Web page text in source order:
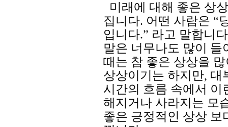
미래에 대해 좋은 상
집니다. 어떤 사람은 “
입니다.” 라고 말합니
말은 너무나도 많이
때는 참 좋은 상상을
상상이기는 하지만, 대
시간의 흐름 속에서 이
해지거나 사라지는 모
좋은 긍정적인 상상 보